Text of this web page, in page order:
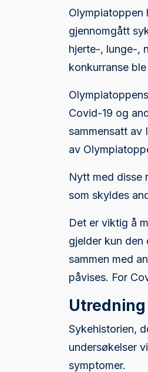
Olympiatoppen
gjennomgått
hjerte-, lunge-,
konkurranse
Covid-19 og
sammensatt av
av
Nytt med disse
som skyldes
Det er viktig å
gjelder kun den
sammen med
påvises. For
Utredning
Sykehistorien,
undersøkelser
symptomer.